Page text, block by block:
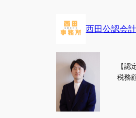
西田公認会
【認
税務